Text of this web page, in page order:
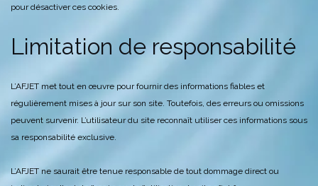
pour désactiver ces cookies.
Limitation de responsabilité
L’AFJET met tout en œuvre pour fournir des informations fiables et
régulièrement mises à jour sur son site. Toutefois, des erreurs ou omissions
peuvent survenir. L’utilisateur du site reconnaît utiliser ces informations sous
sa responsabilité exclusive.
L’AFJET ne saurait être tenue responsable de tout dommage direct ou